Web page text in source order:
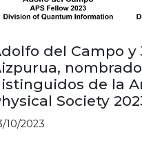
del Campo y
de la
Society
10/2023